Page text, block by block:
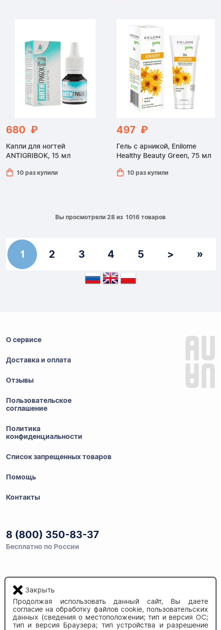
680 ₽
Капли для ногтей
ANTIGRIBOK, 15 мл
10 раз купили
497 ₽
Гель с арникой, Enilome
Healthy Beauty Green, 75 мл
10 раз купили
Вы просмотрели 28 из 1016 товаров
1 2 3 4 5 > »
О сервисе
Доставка и оплата
Отзывы
Пользовательское
соглашение
Политика
конфиденциальности
Список запрещенных товаров
Помощь
Контакты
8 (800) 350-83-37
Бесплатно по России
Напишите нам
info@auau.market
236027, г.Калининград
ул.Калязинская 6, оф. 2
Закрыть
Продолжая использовать данный сайт, Вы даете
согласие на обработку файлов cookie, пользовательских
данных (сведения о местоположении; тип и версия ОС;
тип и версия Браузера; тип устройства и разрешение